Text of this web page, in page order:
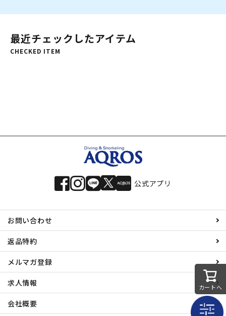
最近チェックしたアイテム
CHECKED ITEM
カートへ
公式アプリ
お問い合わせ
返品特約
メルマガ登録
求人情報
会社概要